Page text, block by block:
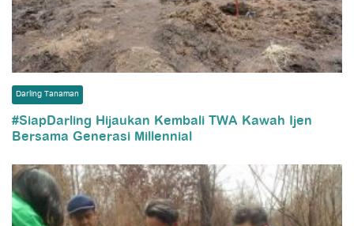
Darling Tanaman
#SiapDarling Hijaukan Kembali TWA Kawah Ijen
Bersama Generasi Millennial